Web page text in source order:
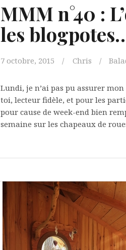
MMM n°40 :
les
7 octobre, 2015 Chris
Lundi, je n’ai pas pu assurer
toi, lecteur fidèle, et pour les
pour cause de week-end bien
semaine sur les chapeaux de